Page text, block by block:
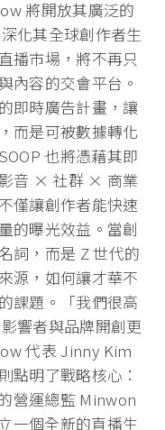
將開放其廣泛的
化其全球創作者生
播市場，將不再只
內容的交會平台。
即時廣告計畫，讓
而是可被數據轉化
也將憑藉其即
音 × 社群 × 商業
僅讓創作者能快速
的曝光效益。當創
詞，而是 Z 世代的
源，如何讓才華不
課題。「我們很高
響者與品牌開創更
代表 Jinny Kim
點明了戰略核心：
營運總監 Minwon
一個全新的直播生